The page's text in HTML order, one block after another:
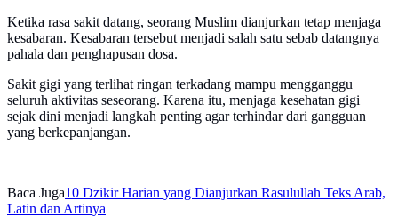
Ketika rasa sakit datang, seorang Muslim dianjurkan tetap menjaga
kesabaran. Kesabaran tersebut menjadi salah satu sebab datangnya
pahala dan penghapusan dosa.
Sakit gigi yang terlihat ringan terkadang mampu mengganggu
seluruh aktivitas seseorang. Karena itu, menjaga kesehatan gigi
sejak dini menjadi langkah penting agar terhindar dari gangguan
yang berkepanjangan.
Baca Juga10 Dzikir Harian yang Dianjurkan Rasulullah Teks Arab,
Latin dan Artinya